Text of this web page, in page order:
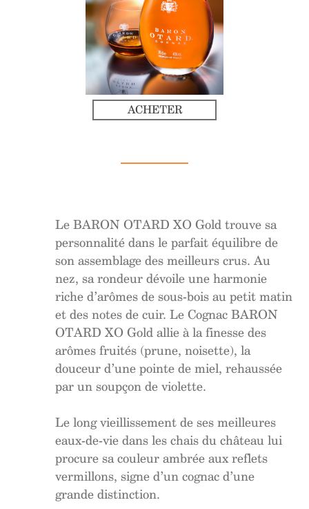
ACHETER
Le BARON OTARD XO Gold trouve sa
personnalité dans le parfait équilibre de
son assemblage des meilleurs crus. Au
nez, sa rondeur dévoile une harmonie
riche d’arômes de sous-bois au petit matin
et des notes de cuir. Le Cognac BARON
OTARD XO Gold allie à la finesse des
arômes fruités (prune, noisette), la
douceur d’une pointe de miel, rehaussée
par un soupçon de violette.
Le long vieillissement de ses meilleures
eaux-de-vie dans les chais du château lui
procure sa couleur ambrée aux reflets
vermillons, signe d’un cognac d’une
grande distinction.